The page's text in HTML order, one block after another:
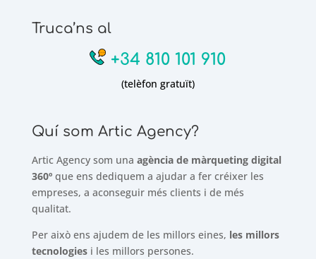
Truca’ns al
+34 810 101 910
(telèfon gratuït)
Quí som Artic Agency?
Artic Agency som una agència de màrqueting digital
360ºque ens dediquem a ajudar a fer créixer les
empreses, a aconseguir més clients i de més
qualitat.
Per això ens ajudem de les millors eines, les millors
tecnologiesi les millors persones.